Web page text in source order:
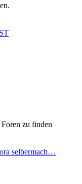
zu finden
selbermach…